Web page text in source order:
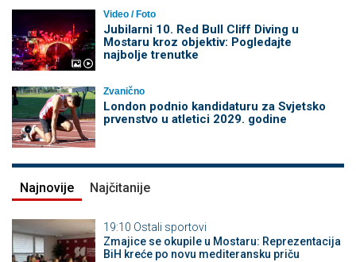
Video / Foto
Jubilarni 10. Red Bull Cliff Diving u
Mostaru kroz objektiv: Pogledajte
najbolje trenutke
Zvanično
London podnio kandidaturu za Svjetsko
prvenstvo u atletici 2029. godine
Najnovije Najčitanije
19:10 Ostali sportovi
Zmajice se okupile u Mostaru: Reprezentacija
BiH kreće po novu mediteransku priču